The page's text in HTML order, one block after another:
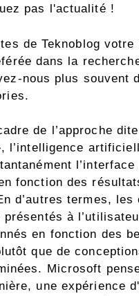
pas l'actualité !
de Teknoblog votre
dans la
nous plus souvent
de l’approche
l’intelligence
l’interface
fonction des
d’autres termes, les
présentés à
en fonction des
que de
Microsoft
une expérience